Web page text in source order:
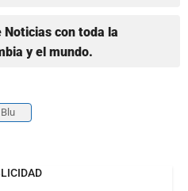
con toda la
y el mundo.